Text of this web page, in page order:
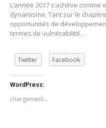
L’année 2017 s’achève
dynamisme. Tant sur le
opportunités de
termes de vulnérabilité…
Twitter Facebook
WordPress:
chargement…